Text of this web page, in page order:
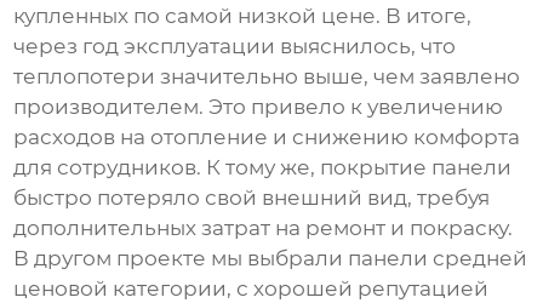
купленных по самой низкой цене. В итоге,
через год эксплуатации выяснилось, что
теплопотери значительно выше, чем заявлено
производителем. Это привело к увеличению
расходов на отопление и снижению комфорта
для сотрудников. К тому же, покрытие панели
быстро потеряло свой внешний вид, требуя
дополнительных затрат на ремонт и покраску.
В другом проекте мы выбрали панели средней
ценовой категории, с хорошей репутацией